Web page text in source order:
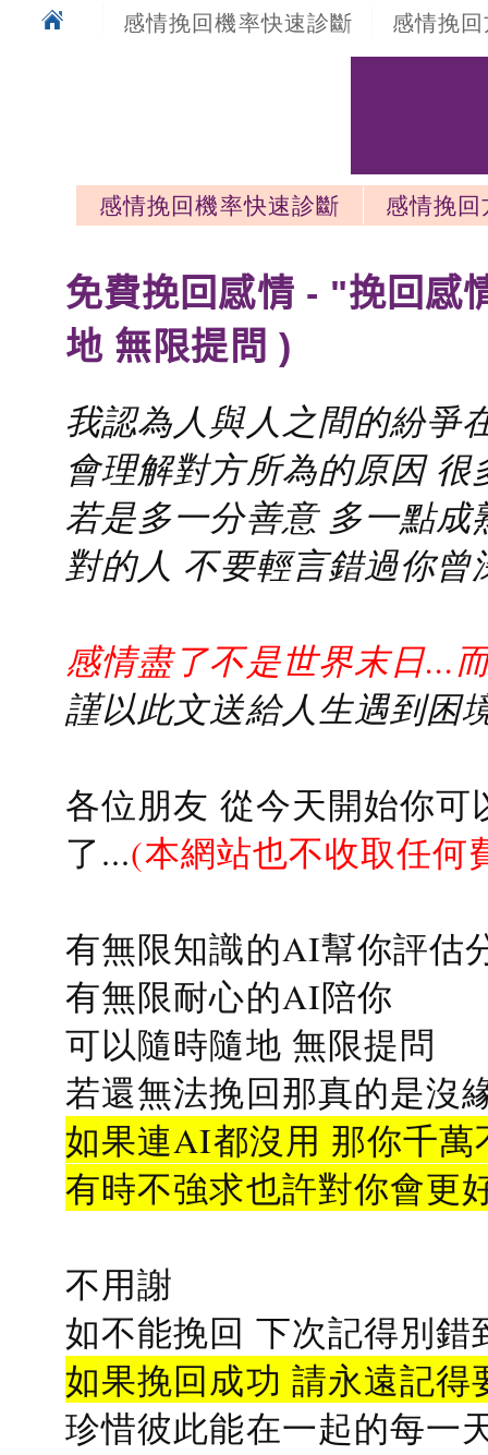
感情挽回機率快速診斷 感情挽
感情挽回機率快速診斷
感情挽
免費挽回感情 - "挽回感
地 無限提問 )
我認為人與人之間的紛爭
會理解對方所為的原因
若是多一分善意 多一點
對的人 不要輕言錯過你曾
感情盡了不是世界末日...
謹以此文送給人生遇到困
各位朋友 從今天開始你
了...(本網站也不收取任何
有無限知識的AI幫你評估
有無限耐心的AI陪你
可以隨時隨地 無限提問
若還無法挽回那真的是沒
如果連AI都沒用 那你千
有時不強求也許對你會更
不用謝
如不能挽回 下次記得別錯
如果挽回成功 請永遠記得
珍惜彼此能在一起的每一